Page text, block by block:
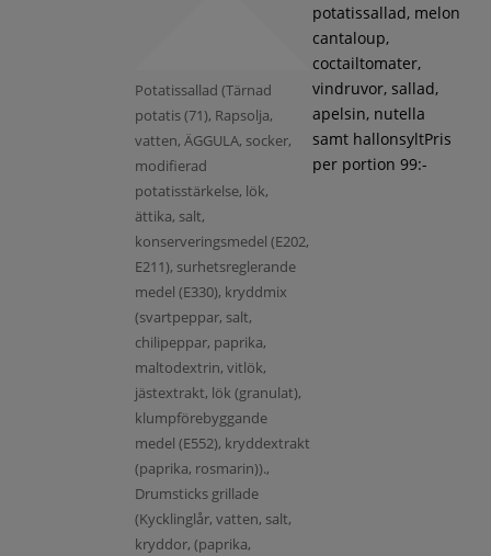
Potatissallad (Tärnad
potatis (71), Rapsolja,
vatten, ÄGGULA, socker,
modifierad
potatisstärkelse, lök,
ättika, salt,
konserveringsmedel (E202,
E211), surhetsreglerande
medel (E330), kryddmix
(svartpeppar, salt,
chilipeppar, paprika,
maltodextrin, vitlök,
jästextrakt, lök (granulat),
klumpförebyggande
medel (E552), kryddextrakt
(paprika, rosmarin)).,
Drumsticks grillade
(Kycklinglår, vatten, salt,
kryddor, (paprika,
potatissallad, melon
cantaloup,
coctailtomater,
vindruvor, sallad,
apelsin, nutella
samt hallonsyltPris
per portion 99:-